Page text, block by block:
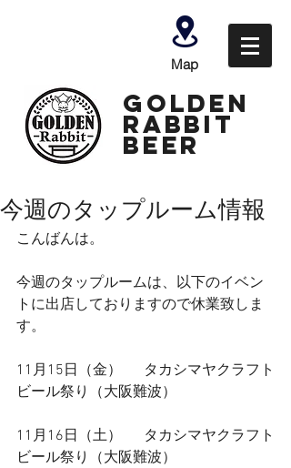
Map
GOLDEN
Rabbit
Beer
今週のタップルーム情報
こんばんは。
今週のタップルームは、以下のイベン
トに出店しておりますので休業致しま
す。
11月15日（金）　  タカシマヤクラフト
ビール祭り（大阪難波）
11月16日（土）　  タカシマヤクラフト
ビール祭り（大阪難波）